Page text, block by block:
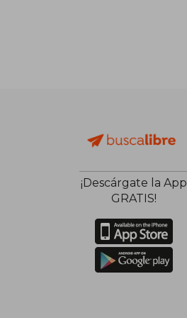
¡Descárgate la App
GRATIS!